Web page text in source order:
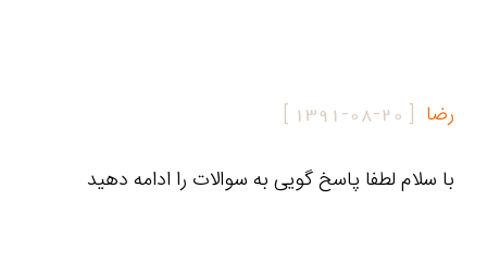
رضا [
1391-08-20
]
با سلام لطفا پاسخ گویی به سوالات را ادامه دهید